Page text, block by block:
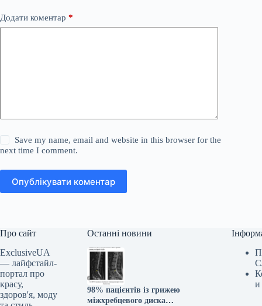
Додати коментар *
Save my name, email and website in this browser for the
next time I comment.
Опублікувати коментар
Про сайт
ExclusiveUA
— лайфстайл-
портал про
красу,
здоров'я, моду
Останні новини
98% пацієнтів із грижею
міжхребцевого диска
и